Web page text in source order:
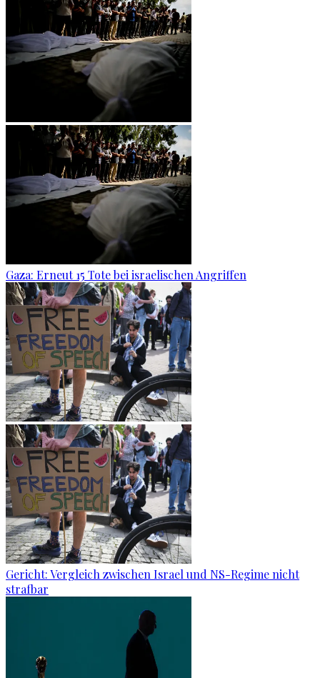
Gaza: Erneut 15 Tote bei israelischen Angriffen
Gericht: Ver­gleich zwi­schen Is­ra­el und NS-Re­gime nicht
straf­bar